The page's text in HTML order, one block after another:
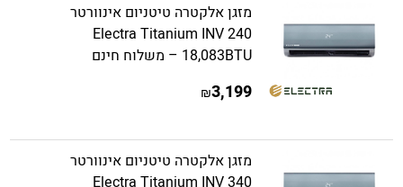
מזגן אלקטרה טיטניום אינוורטר
Electra Titanium INV 240
18,083BTU – משלוח חינם
3,199
₪
מזגן אלקטרה טיטניום אינוורטר